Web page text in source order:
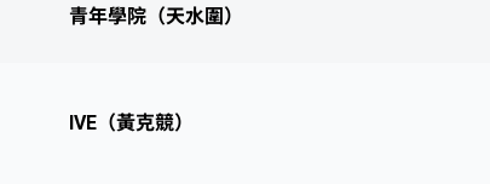
青年學院（天水圍）
IVE（黃克競）